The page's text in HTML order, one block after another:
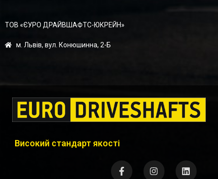
ТОВ «ЄУРО ДРАЙВШАФТC-ЮКРЕЙН»
м. Львів, вул. Конюшинна, 2-Б
Високий стандарт якості